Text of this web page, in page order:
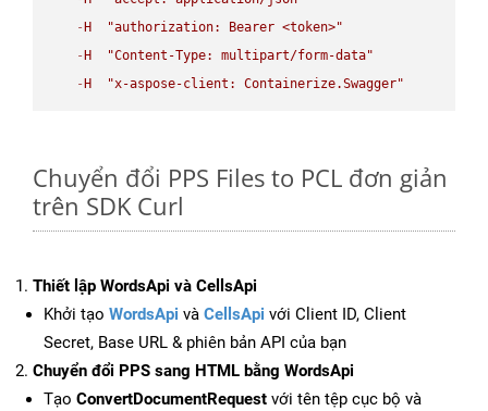
- H
"authorization: Bearer <token>"
- H
"Content-Type: multipart/form-data"
- H "x-aspose-client: Containerize.Swagger"
Chuyển đổi PPS Files to PCL đơn giản
trên SDK Curl
Thiết lập WordsApi và CellsApi
Khởi tạo WordsApi và CellsApi với Client ID, Client
Secret, Base URL & phiên bản API của bạn
Chuyển đổi PPS sang HTML bằng WordsApi
Tạo ConvertDocumentRequest với tên tệp cục bộ và